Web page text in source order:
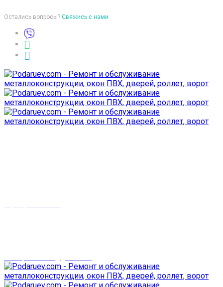
Остались вопросы? Свяжись с нами